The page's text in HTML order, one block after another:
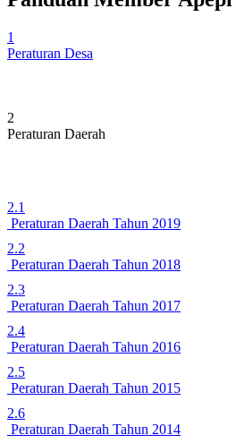
1
Peraturan Desa
2
Peraturan Daerah
2.1
Peraturan Daerah Tahun 2019
2.2
Peraturan Daerah Tahun 2018
2.3
Peraturan Daerah Tahun 2017
2.4
Peraturan Daerah Tahun 2016
2.5
Peraturan Daerah Tahun 2015
2.6
Peraturan Daerah Tahun 2014